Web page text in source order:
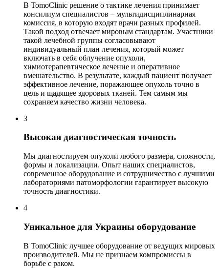
В TomoClinic решение о тактике лечения принимает
консилиум специалистов – мультидисциплинарная
комиссия, в которую входят врачи разных профилей.
Такой подход отвечает мировым стандартам. Участники
такой лечебной группы согласовывают
индивидуальный план лечения, который может
включать в себя облучение опухоли,
химиотерапевтическое лечение и оперативное
вмешательство. В результате, каждый пациент получает
эффективное лечение, поражающее опухоль точно в
цель и щадящее здоровых тканей. Тем самым мы
сохраняем качество жизни человека.
3
Высокая диагностическая точность
Мы диагностируем опухоли любого размера, сложности,
формы и локализации. Опыт наших специалистов,
современное оборудование и сотрудничество с лучшими
лабораториями патоморфологии гарантирует высокую
точность диагностики.
4
Уникальное для Украины оборудование
В TomoClinic лучшее оборудование от ведущих мировых
производителей. Мы не признаем компромиссы в
борьбе с раком.